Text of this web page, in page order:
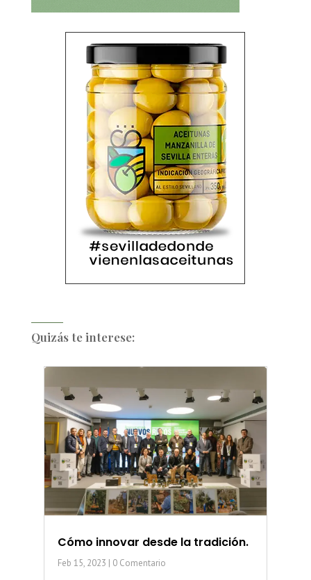
Quizás te interese:
Cómo innovar desde la tradición.
Feb 15, 2023 | 0 Comentario